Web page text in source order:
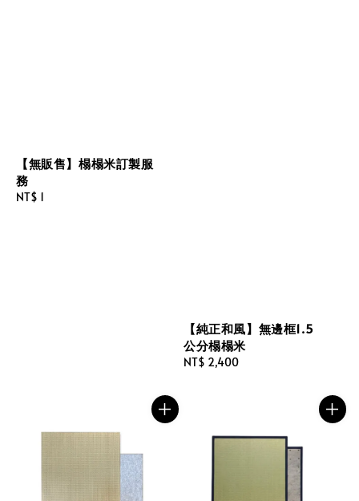
【無販售】榻榻米訂製服
務
Regular
NT$ 1
【純正和風】無邊框1.5
公分榻榻米
Regular
NT$ 2,400